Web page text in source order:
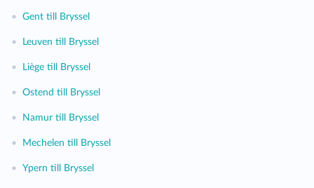
• Gent till Bryssel
• Leuven till Bryssel
• Liège till Bryssel
• Ostend till Bryssel
• Namur till Bryssel
• Mechelen till Bryssel
• Ypern till Bryssel